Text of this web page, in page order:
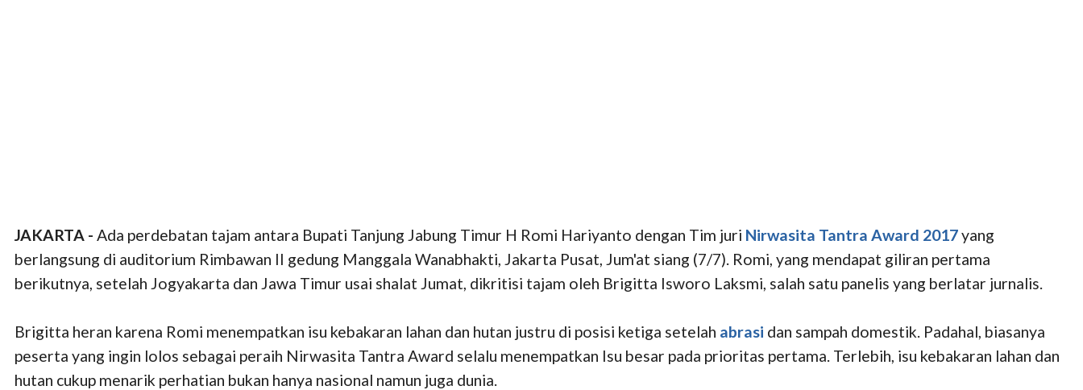
JAKARTA - Ada perdebatan tajam antara Bupati Tanjung Jabung Timur H Romi Hariyanto dengan Tim juri Nirwasita Tantra Award 2017yang
berlangsung di auditorium Rimbawan II gedung Manggala Wanabhakti, Jakarta Pusat, Jum'at siang (7/7). Romi, yang mendapat giliran pertama
berikutnya, setelah Jogyakarta dan Jawa Timur usai shalat Jumat, dikritisi tajam oleh Brigitta Isworo Laksmi, salah satu panelis yang berlatar jurnalis.
Brigitta heran karena Romi menempatkan isu kebakaran lahan dan hutan justru di posisi ketiga setelah abrasi dan sampah domestik. Padahal, biasanya
peserta yang ingin lolos sebagai peraih Nirwasita Tantra Award selalu menempatkan Isu besar pada prioritas pertama. Terlebih, isu kebakaran lahan dan
hutan cukup menarik perhatian bukan hanya nasional namun juga dunia.